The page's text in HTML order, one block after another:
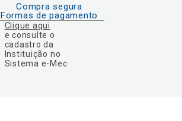
Compra segura
Formas de pagamento
Clique aqui
e consulte o
cadastro da
Instituição no
Sistema e-Mec